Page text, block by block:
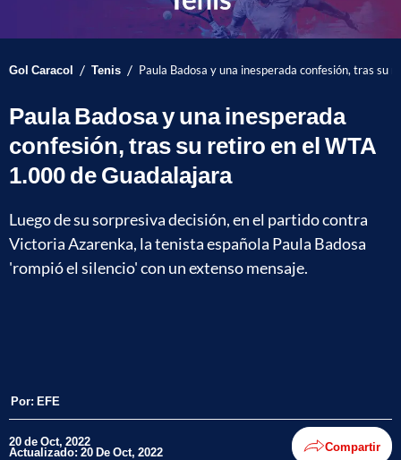
Gol Caracol / Tenis / Paula Badosa y una inesperada confesión, tras su
Paula Badosa y una inesperada
confesión, tras su retiro en el WTA
1.000 de Guadalajara
Luego de su sorpresiva decisión, en el partido contra
Victoria Azarenka, la tenista española Paula Badosa
'rompió el silencio' con un extenso mensaje.
Por: EFE
20 de Oct, 2022
Actualizado: 20 De Oct, 2022 Compartir